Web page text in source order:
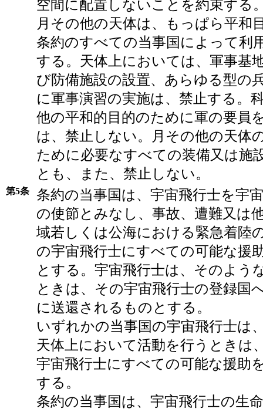
空間に配置しないことを約束する
月その他の天体は、もっぱら平和
条約のすべての当事国によって利
する。天体上においては、軍事基
び防備施設の設置、あらゆる型の
に軍事演習の実施は、禁止する。
他の平和的目的のために軍の要員
は、禁止しない。月その他の天体
ために必要なすべての装備又は施
とも、また、禁止しない。
第5条
条約の当事国は、宇宙飛行士を宇
の使節とみなし、事故、遭難又は
域若しくは公海における緊急着陸
の宇宙飛行士にすべての可能な援
とする。宇宙飛行士は、そのよう
ときは、その宇宙飛行士の登録国
に送還されるものとする。
いずれかの当事国の宇宙飛行士は
天体上において活動を行うときは
宇宙飛行士にすべての可能な援助
する。
条約の当事国は、宇宙飛行士の生